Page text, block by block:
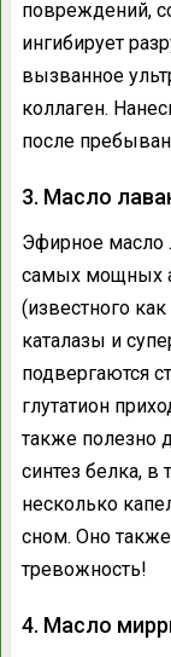
повреждений,
ингибирует
вызванное
коллаген.
после
3. Масло
Эфирное масло
самых мощных
(известного
каталазы и
подвергаются
глутатион
также полезно
синтез белка, в
несколько
сном. Оно
тревожность!
4. Масло